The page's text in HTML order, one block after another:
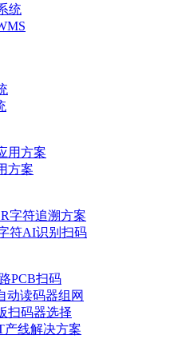
统
用方案
方案
字符追溯方案
符AI识别扫码
PCB扫码
动读码器组网
扫码器选择
产线解决方案